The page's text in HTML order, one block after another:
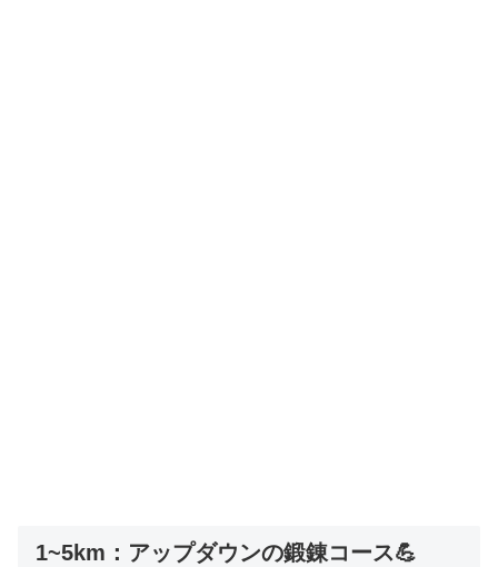
1~5km：アップダウンの鍛錬コース💪